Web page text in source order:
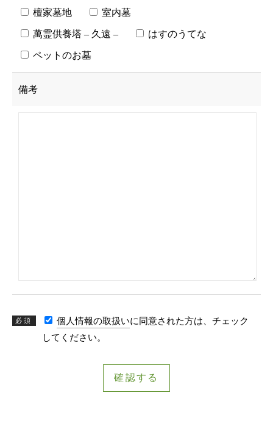
檀家墓地 室内墓
萬霊供養塔 – 久遠 – はすのうてな
ペットのお墓
備考
必須 個人情報の取扱いに同意された方は、チェック
してください。